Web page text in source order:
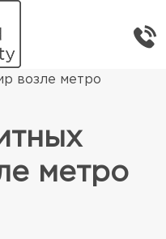
возле метро
метро